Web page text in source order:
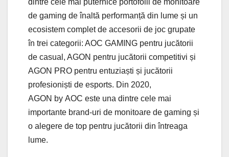
de gaming de înaltă performanță din lume și un
ecosistem complet de accesorii de joc grupate
în trei categorii: AOC GAMING pentru jucătorii
de casual, AGON pentru jucătorii competitivi și
AGON PRO pentru entuziaști și jucătorii
profesioniști de esports. Din 2020,
AGON by AOC este una dintre cele mai
importante brand-uri de monitoare de gaming și
o alegere de top pentru jucătorii din întreaga
lume.